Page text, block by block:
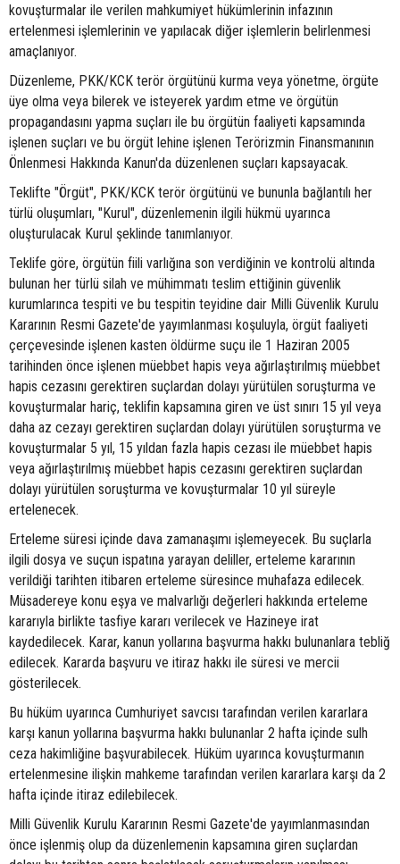
kovuşturmalar ile verilen mahkumiyet hükümlerinin infazının
ertelenmesi işlemlerinin ve yapılacak diğer işlemlerin belirlenmesi
amaçlanıyor.
Düzenleme, PKK/KCK terör örgütünü kurma veya yönetme, örgüte
üye olma veya bilerek ve isteyerek yardım etme ve örgütün
propagandasını yapma suçları ile bu örgütün faaliyeti kapsamında
işlenen suçları ve bu örgüt lehine işlenen Terörizmin Finansmanının
Önlenmesi Hakkında Kanun'da düzenlenen suçları kapsayacak.
Teklifte "Örgüt", PKK/KCK terör örgütünü ve bununla bağlantılı her
türlü oluşumları, "Kurul", düzenlemenin ilgili hükmü uyarınca
oluşturulacak Kurul şeklinde tanımlanıyor.
Teklife göre, örgütün fiili varlığına son verdiğinin ve kontrolü altında
bulunan her türlü silah ve mühimmatı teslim ettiğinin güvenlik
kurumlarınca tespiti ve bu tespitin teyidine dair Milli Güvenlik Kurulu
Kararının Resmi Gazete'de yayımlanması koşuluyla, örgüt faaliyeti
çerçevesinde işlenen kasten öldürme suçu ile 1 Haziran 2005
tarihinden önce işlenen müebbet hapis veya ağırlaştırılmış müebbet
hapis cezasını gerektiren suçlardan dolayı yürütülen soruşturma ve
kovuşturmalar hariç, teklifin kapsamına giren ve üst sınırı 15 yıl veya
daha az cezayı gerektiren suçlardan dolayı yürütülen soruşturma ve
kovuşturmalar 5 yıl, 15 yıldan fazla hapis cezası ile müebbet hapis
veya ağırlaştırılmış müebbet hapis cezasını gerektiren suçlardan
dolayı yürütülen soruşturma ve kovuşturmalar 10 yıl süreyle
ertelenecek.
Erteleme süresi içinde dava zamanaşımı işlemeyecek. Bu suçlarla
ilgili dosya ve suçun ispatına yarayan deliller, erteleme kararının
verildiği tarihten itibaren erteleme süresince muhafaza edilecek.
Müsadereye konu eşya ve malvarlığı değerleri hakkında erteleme
kararıyla birlikte tasfiye kararı verilecek ve Hazineye irat
kaydedilecek. Karar, kanun yollarına başvurma hakkı bulunanlara tebliğ
edilecek. Kararda başvuru ve itiraz hakkı ile süresi ve mercii
gösterilecek.
Bu hüküm uyarınca Cumhuriyet savcısı tarafından verilen kararlara
karşı kanun yollarına başvurma hakkı bulunanlar 2 hafta içinde sulh
ceza hakimliğine başvurabilecek. Hüküm uyarınca kovuşturmanın
ertelenmesine ilişkin mahkeme tarafından verilen kararlara karşı da 2
hafta içinde itiraz edilebilecek.
Milli Güvenlik Kurulu Kararının Resmi Gazete'de yayımlanmasından
önce işlenmiş olup da düzenlemenin kapsamına giren suçlardan